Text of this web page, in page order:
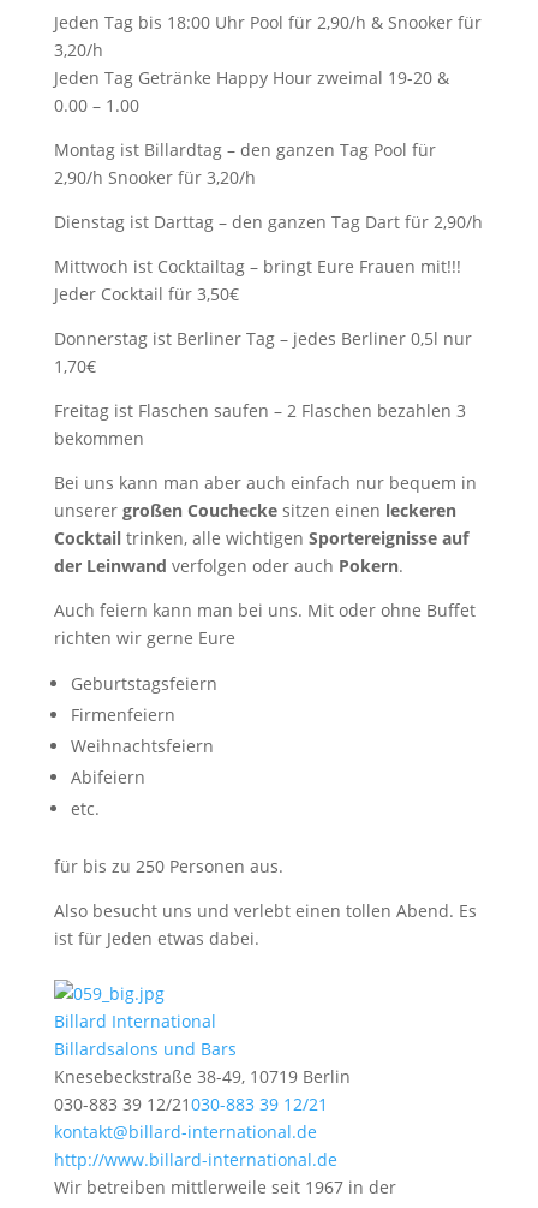
Jeden Tag bis 18:00 Uhr Pool für 2,90/h & Snooker für
3,20/h
Jeden Tag Getränke Happy Hour zweimal 19-20 &
0.00 – 1.00
Montag ist Billardtag – den ganzen Tag Pool für
2,90/h Snooker für 3,20/h
Dienstag ist Darttag – den ganzen Tag Dart für 2,90/h
Mittwoch ist Cocktailtag – bringt Eure Frauen mit!!!
Jeder Cocktail für 3,50€
Donnerstag ist Berliner Tag – jedes Berliner 0,5l nur
1,70€
Freitag ist Flaschen saufen – 2 Flaschen bezahlen 3
bekommen
Bei uns kann man aber auch einfach nur bequem in
unserer großen Coucheckesitzen einen leckeren
Cocktailtrinken, alle wichtigen Sportereignisse auf
der Leinwand verfolgen oder auch Pokern.
Auch feiern kann man bei uns. Mit oder ohne Buffet
richten wir gerne Eure
Geburtstagsfeiern
Firmenfeiern
Weihnachtsfeiern
Abifeiern
etc.
für bis zu 250 Personen aus.
Also besucht uns und verlebt einen tollen Abend. Es
ist für Jeden etwas dabei.
Billard International
Billardsalons und Bars
Knesebeckstraße 38-49, 10719 Berlin
030-883 39 12/21030-883 39 12/21
kontakt@billard-international.de
http://www.billard-international.de
Wir betreiben mittlerweile seit 1967 in der